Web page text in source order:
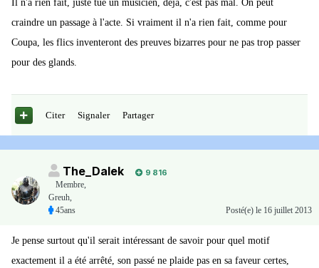
Il n'a rien fait, juste tué un musicien, déjà, c'est pas mal. On peut
craindre un passage à l'acte. Si vraiment il n'a rien fait, comme pour
Coupa, les flics inventeront des preuves bizarres pour ne pas trop passer
pour des glands.
Citer Signaler Partager
The_Dalek
9 816
Membre,
Greuh,
45ans
Posté(e) le 16 juillet 2013
Je pense surtout qu'il serait intéressant de savoir pour quel motif
exactement il a été arrêté, son passé ne plaide pas en sa faveur certes,